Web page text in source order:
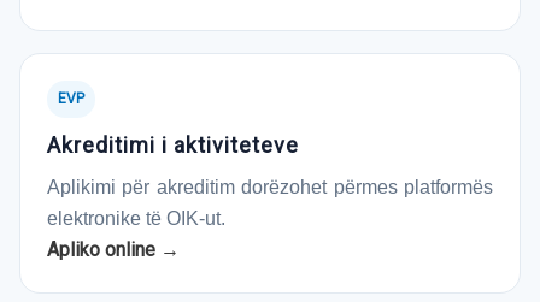
EVP
Akreditimi i aktiviteteve
Aplikimi për akreditim dorëzohet përmes platformës
elektronike të OIK-ut.
Apliko online →